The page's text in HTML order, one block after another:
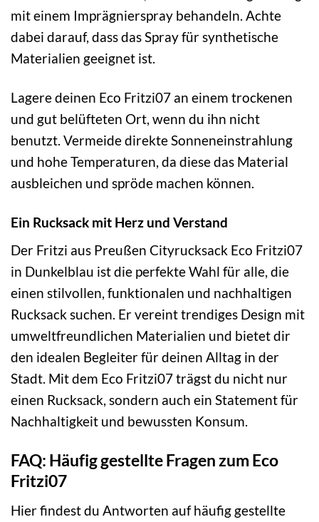
mit einem Imprägnierspray behandeln. Achte
dabei darauf, dass das Spray für synthetische
Materialien geeignet ist.
Lagere deinen Eco Fritzi07 an einem trockenen
und gut belüfteten Ort, wenn du ihn nicht
benutzt. Vermeide direkte Sonneneinstrahlung
und hohe Temperaturen, da diese das Material
ausbleichen und spröde machen können.
Ein Rucksack mit Herz und Verstand
Der Fritzi aus Preußen Cityrucksack Eco Fritzi07
in Dunkelblau ist die perfekte Wahl für alle, die
einen stilvollen, funktionalen und nachhaltigen
Rucksack suchen. Er vereint trendiges Design mit
umweltfreundlichen Materialien und bietet dir
den idealen Begleiter für deinen Alltag in der
Stadt. Mit dem Eco Fritzi07 trägst du nicht nur
einen Rucksack, sondern auch ein Statement für
Nachhaltigkeit und bewussten Konsum.
FAQ: Häufig gestellte Fragen zum Eco
Fritzi07
Hier findest du Antworten auf häufig gestellte